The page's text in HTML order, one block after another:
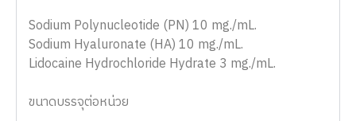
Sodium Polynucleotide (PN) 10 mg./mL.
Sodium Hyaluronate (HA) 10 mg./mL.
Lidocaine Hydrochloride Hydrate 3 mg./mL.
ขนาดบรรจุต่อหน่วย